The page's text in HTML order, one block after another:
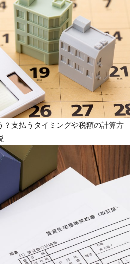
？支払うタイミングや税額の計算方